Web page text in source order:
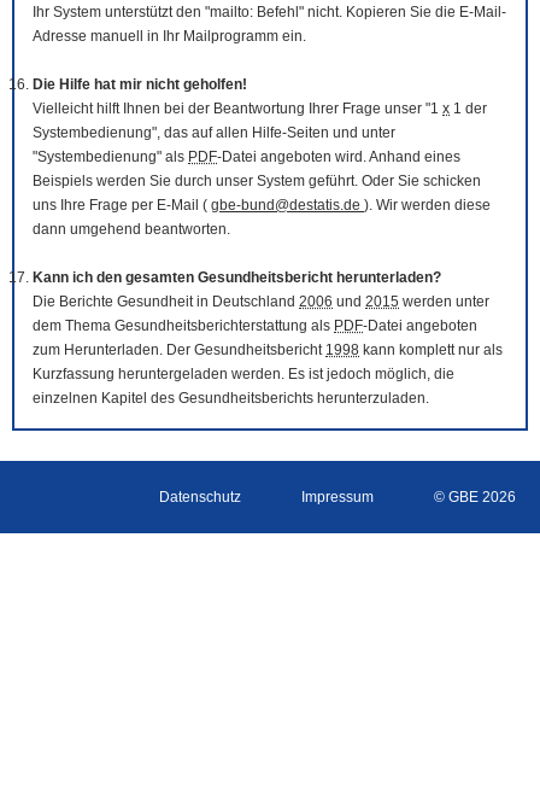
Ihr System unterstützt den "mailto: Befehl" nicht. Kopieren Sie die E-Mail-
Adresse manuell in Ihr Mailprogramm ein.
Die Hilfe hat mir nicht geholfen!
Vielleicht hilft Ihnen bei der Beantwortung Ihrer Frage unser "1 x 1 der
Systembedienung", das auf allen Hilfe-Seiten und unter
"Systembedienung" als PDF-Datei angeboten wird. Anhand eines
Beispiels werden Sie durch unser System geführt. Oder Sie schicken
uns Ihre Frage per E-Mail ( gbe-bund@destatis.de ). Wir werden diese
dann umgehend beantworten.
Kann ich den gesamten Gesundheitsbericht herunterladen?
Die Berichte Gesundheit in Deutschland 2006 und 2015 werden unter
dem Thema Gesundheitsberichterstattung als PDF-Datei angeboten
zum Herunterladen. Der Gesundheitsbericht 1998 kann komplett nur als
Kurzfassung heruntergeladen werden. Es ist jedoch möglich, die
einzelnen Kapitel des Gesundheitsberichts herunterzuladen.
Datenschutz Impressum © GBE 2026